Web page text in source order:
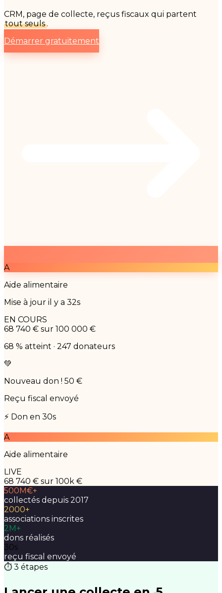
CRM, page de collecte, reçus fiscaux qui partent
tout seuls.
Démarrer gratuitement
A
Aide alimentaire
Mise à jour il y a 32s
EN COURS
68 740 € sur 100 000 €
68 % atteint · 247 donateurs
💚
Nouveau don ! 50 €
Reçu fiscal envoyé
⚡ Don en 30s
A
Aide alimentaire
LIVE
68 740 € sur 100k €
500M€+
collectés depuis 2017
2000+
associations inscrites
2M+
dons réalisés
30s
reçu fiscal envoyé
⏱ 3 étapes